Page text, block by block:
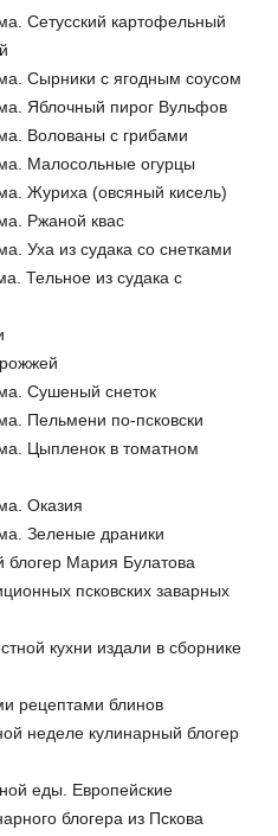
Сетусский картофельный
Сырники с ягодным соусом
Яблочный пирог Вульфов
Волованы с грибами
Малосольные огурцы
Журиха (овсяный кисель)
Ржаной квас
Уха из судака со снетками
Тельное из судака с
Сушеный снеток
Пельмени по-псковски
Цыпленок в томатном
Оказия
Зеленые драники
Мария Булатова
псковских заварных
кухни издали в сборнике
рецептами блинов
неделе кулинарный блогер
еды. Европейские
блогера из Пскова